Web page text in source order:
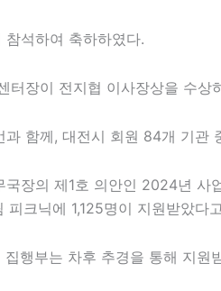
석하여 축하하였다.
터장이 전지협 이사장상을 수상
함께, 대전시 회원 84개 기관
장의 제1호 의안인 2024년
크닉에 1,125명이 지원받았다
행부는 차후 추경을 통해 지원